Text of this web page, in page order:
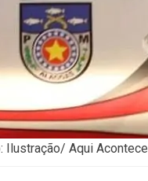
Ilustração/ Aqui Acontece